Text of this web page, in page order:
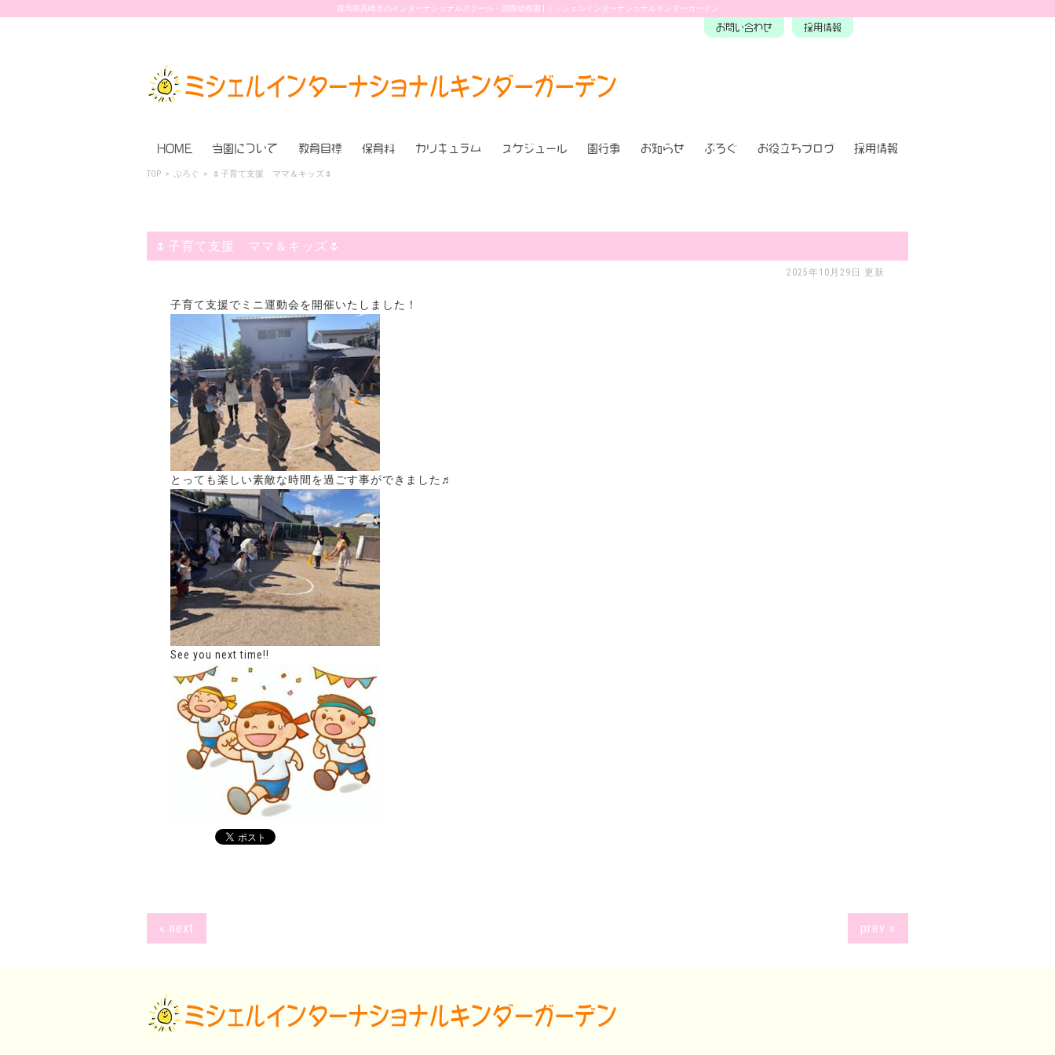
群馬県高崎市のインターナショナルスクール・国際幼稚園 | ミッシェルインターナショナルキンダーガーデン
お問い合わせ 採用情報
HOME 当園について 教育目標 保育料 カリキュラム スケジュール 園行事 お知らせ ぶろぐ お役立ちブログ 採用情報
TOP > ぶろぐ > 🌷子育て支援 ママ＆キッズ🌷
🌷子育て支援 ママ＆キッズ🌷
2025年10月29日 更新
子育て支援でミニ運動会を開催いたしました！
とっても楽しい素敵な時間を過ごす事ができました♬
See you next time!!
« next prev »